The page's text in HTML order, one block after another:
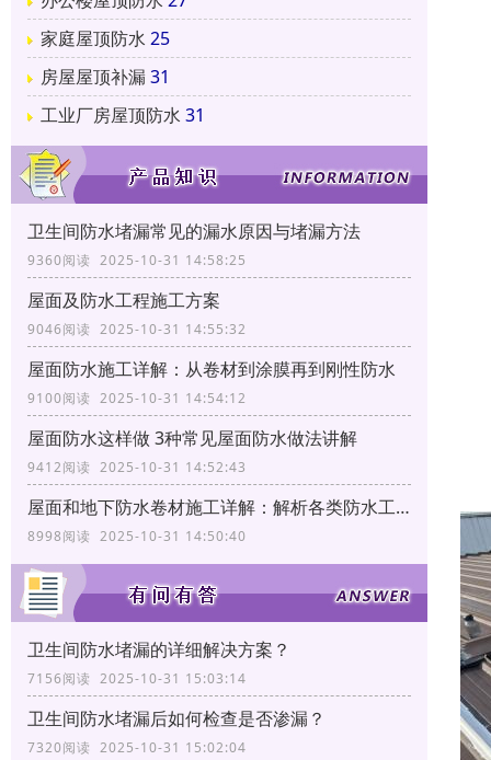
家庭屋顶防水 25
房屋屋顶补漏31
工业厂房屋顶防水 31
卫生间防水堵漏常见的漏水原因与堵漏方法
9360阅读 2025-10-31 14:58:25
屋面及防水工程施工方案
9046阅读 2025-10-31 14:55:32
屋面防水施工详解：从卷材到涂膜再到刚性防水
9100阅读 2025-10-31 14:54:12
屋面防水这样做 3种常见屋面防水做法讲解
9412阅读 2025-10-31 14:52:43
屋面和地下防水卷材施工详解：解析各类防水工艺
8998阅读 2025-10-31 14:50:40
卫生间防水堵漏的详细解决方案？
7156阅读 2025-10-31 15:03:14
卫生间防水堵漏后如何检查是否渗漏？
7320阅读 2025-10-31 15:02:04